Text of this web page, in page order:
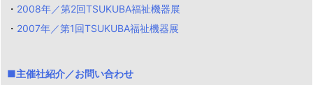
・ 2008年／第2回TSUKUBA福祉機器展
・ 2007年／第1回TSUKUBA福祉機器展
■主催社紹介／お問い合わせ